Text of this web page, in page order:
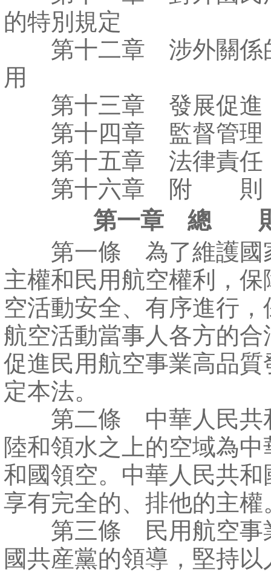
的特別規定
第十二章 涉外關係
用
第十三章 發展促進
第十四章 監督管理
第十五章 法律責任
第十六章 附 則
第一章 總
第一條 為了維護國
主權和民用航空權利，保
空活動安全、有序進行，
航空活動當事人各方的合
促進民用航空事業高品質
定本法。
第二條 中華人民共
陸和領水之上的空域為中
和國領空。中華人民共和
享有完全的、排他的主權
第三條 民用航空事
國共産黨的領導，堅持以